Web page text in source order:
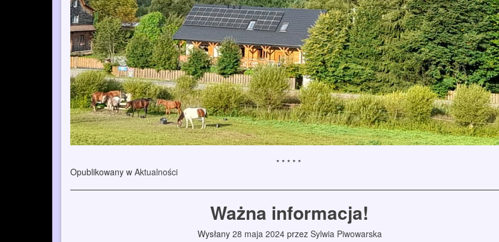
Opublikowany w Aktualności
Ważna informacja!
Wysłany 28 maja 2024przez Sylwia Piwowarska